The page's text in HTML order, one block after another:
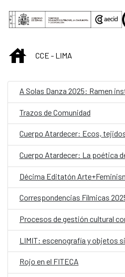
Saltar al contenido principal
INICIOCCE - LIMA
A Solas Danza 2025: Ramen
Trazos de Comunidad
Cuerpo Atardecer: Ecos,
Décima Editatón
Correspondencias Fílmicas
LIMIT: escenografía y objetos
Rojo en el FITECA